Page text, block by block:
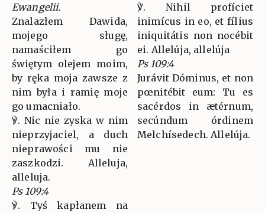
Ewangelii.
Znalazłem Dawida,
mojego sługę,
namaściłem go
świętym olejem moim,
by ręka moja zawsze z
nim była i ramię moje
go umacniało.
℣. Nic nie zyska w nim
nieprzyjaciel, a duch
nieprawości mu nie
zaszkodzi. Alleluja,
alleluja.
Ps 109:4
℣. Tyś kapłanem na
℣. Nihil profíciet
inimícus in eo, et fílius
iniquitátis non nocébit
ei. Allelúja, allelúja
Ps 109:4
Jurávit Dóminus, et non
pœnitébit eum: Tu es
sacérdos in ætérnum,
secúndum órdinem
Melchísedech. Allelúja.